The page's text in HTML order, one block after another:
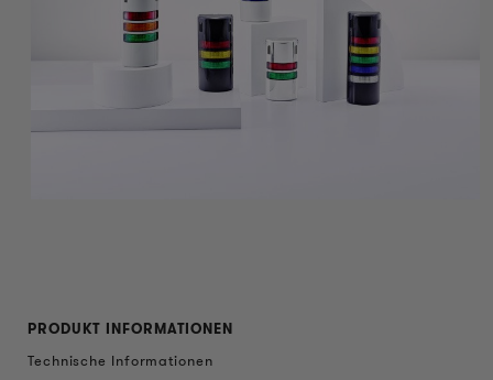
PRODUKT INFORMATIONEN
Technische Informationen